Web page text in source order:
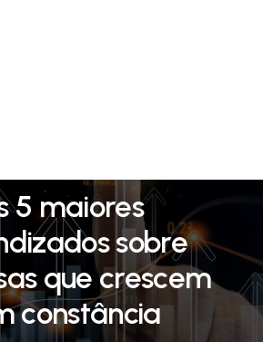
5 maiores
sobre
que crescem
constância